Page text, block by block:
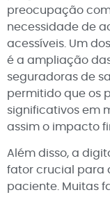
preocupação
necessidade de
acessíveis. Um
é a ampliação
seguradoras de
permitido que os
significativos em
assim o impacto
Além disso, a
fator crucial para
paciente. Muitas